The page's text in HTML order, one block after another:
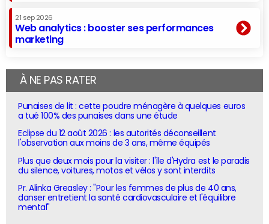
21 sep 2026
Web analytics : booster ses performances
marketing
À NE PAS RATER
Punaises de lit : cette poudre ménagère à quelques euros
a tué 100% des punaises dans une étude
Eclipse du 12 août 2026 : les autorités déconseillent
l'observation aux moins de 3 ans, même équipés
Plus que deux mois pour la visiter : l'île d'Hydra est le paradis
du silence, voitures, motos et vélos y sont interdits
Pr. Alinka Greasley : "Pour les femmes de plus de 40 ans,
danser entretient la santé cardiovasculaire et l'équilibre
mental"